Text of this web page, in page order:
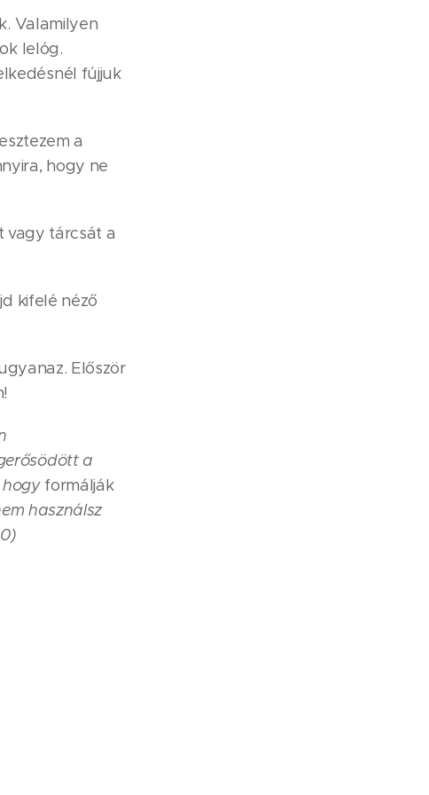
Valamilyen
lelóg.
fújjuk
a
hogy ne
vagy tárcsát a
kifelé néző
Először
a
hogy formálják
használsz